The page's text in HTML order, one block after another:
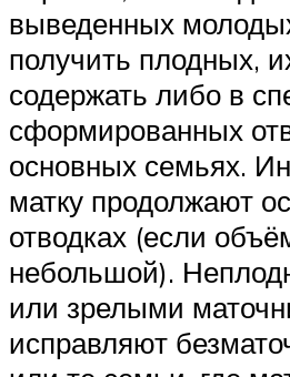
выведенных
получить плодных,
содержать либо в
сформированных
основных семьях.
матку продолжают
отводках (если
небольшой).
или зрелыми
исправляют